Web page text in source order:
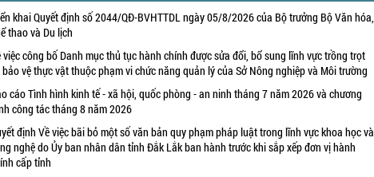
khai Quyết định số 2044/QĐ-BVHTTDL ngày 05/8/2026 của Bộ trưởng Bộ Văn hóa,
thao và Du lịch
việc công bố Danh mục thủ tục hành chính được sửa đổi, bổ sung lĩnh vực trồng trọt
bảo vệ thực vật thuộc phạm vi chức năng quản lý của Sở Nông nghiệp và Môi trường
cáo Tình hình kinh tế - xã hội, quốc phòng - an ninh tháng 7 năm 2026 và chương
công tác tháng 8 năm 2026
định Về việc bãi bỏ một số văn bản quy phạm pháp luật trong lĩnh vực khoa học và
nghệ do Ủy ban nhân dân tỉnh Đắk Lắk ban hành trước khi sắp xếp đơn vị hành
cấp tỉnh